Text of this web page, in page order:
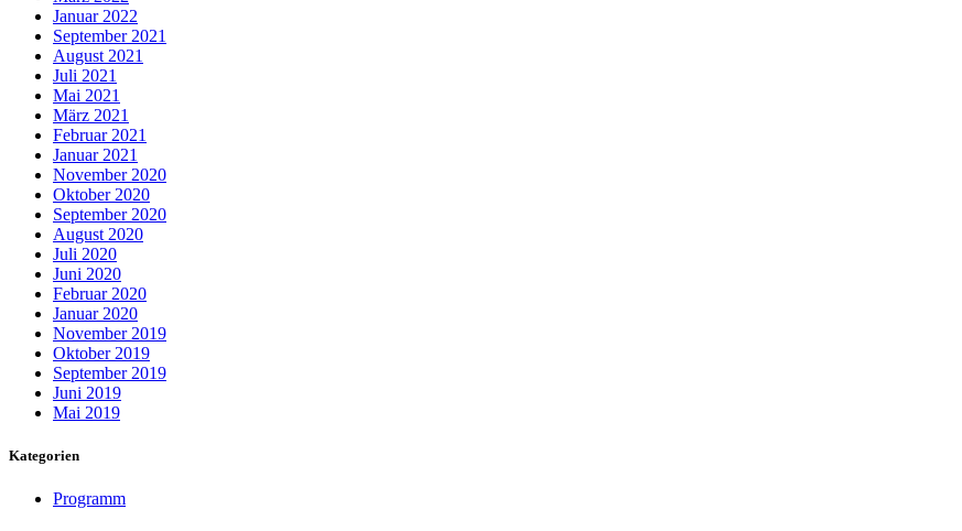
Januar 2022
September 2021
August 2021
Juli 2021
Mai 2021
März 2021
Februar 2021
Januar 2021
November 2020
Oktober 2020
September 2020
August 2020
Juli 2020
Juni 2020
Februar 2020
Januar 2020
November 2019
Oktober 2019
September 2019
Juni 2019
Mai 2019
Kategorien
Programm